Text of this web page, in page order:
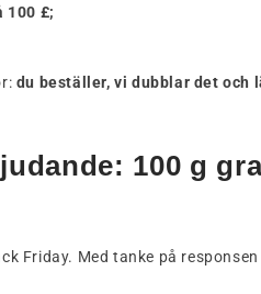
100 £;
du beställer, vi dubblar det och
100 g
Friday. Med tanke på